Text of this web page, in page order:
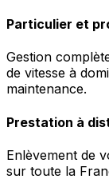
Particulier et
Gestion
de vitesse à
maintenance.
Prestation à
Enlèvement de
sur toute la